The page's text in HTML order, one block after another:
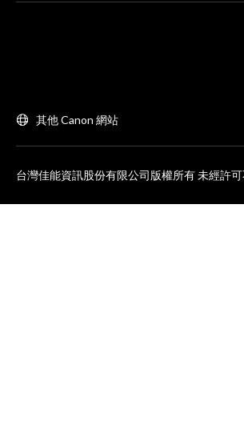
其他 Canon 網站
台灣佳能資訊股份有限公司版權所有 未經許